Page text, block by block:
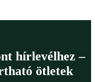
hírlevélhez –
ötletek